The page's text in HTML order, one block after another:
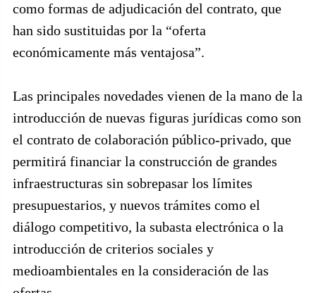
como formas de adjudicación del contrato, que
han sido sustituidas por la “oferta
económicamente más ventajosa”.
Las principales novedades vienen de la mano de la
introducción de nuevas figuras jurídicas como son
el contrato de colaboración público-privado, que
permitirá financiar la construcción de grandes
infraestructuras sin sobrepasar los límites
presupuestarios, y nuevos trámites como el
diálogo competitivo, la subasta electrónica o la
introducción de criterios sociales y
medioambientales en la consideración de las